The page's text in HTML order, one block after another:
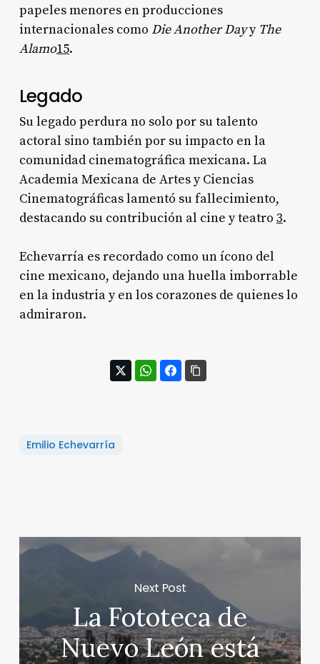
papeles menores en producciones
internacionales como Die Another Dayy The
Alamo15.
Legado
Su legado perdura no solo por su talento
actoral sino también por su impacto en la
comunidad cinematográfica mexicana. La
Academia Mexicana de Artes y Ciencias
Cinematográficas lamentó su fallecimiento,
destacando su contribución al cine y teatro 3.
Echevarría es recordado como un ícono del
cine mexicano, dejando una huella imborrable
en la industria y en los corazones de quienes lo
admiraron.
Emilio Echevarría
Next Post
La Fototeca de
Nuevo León está